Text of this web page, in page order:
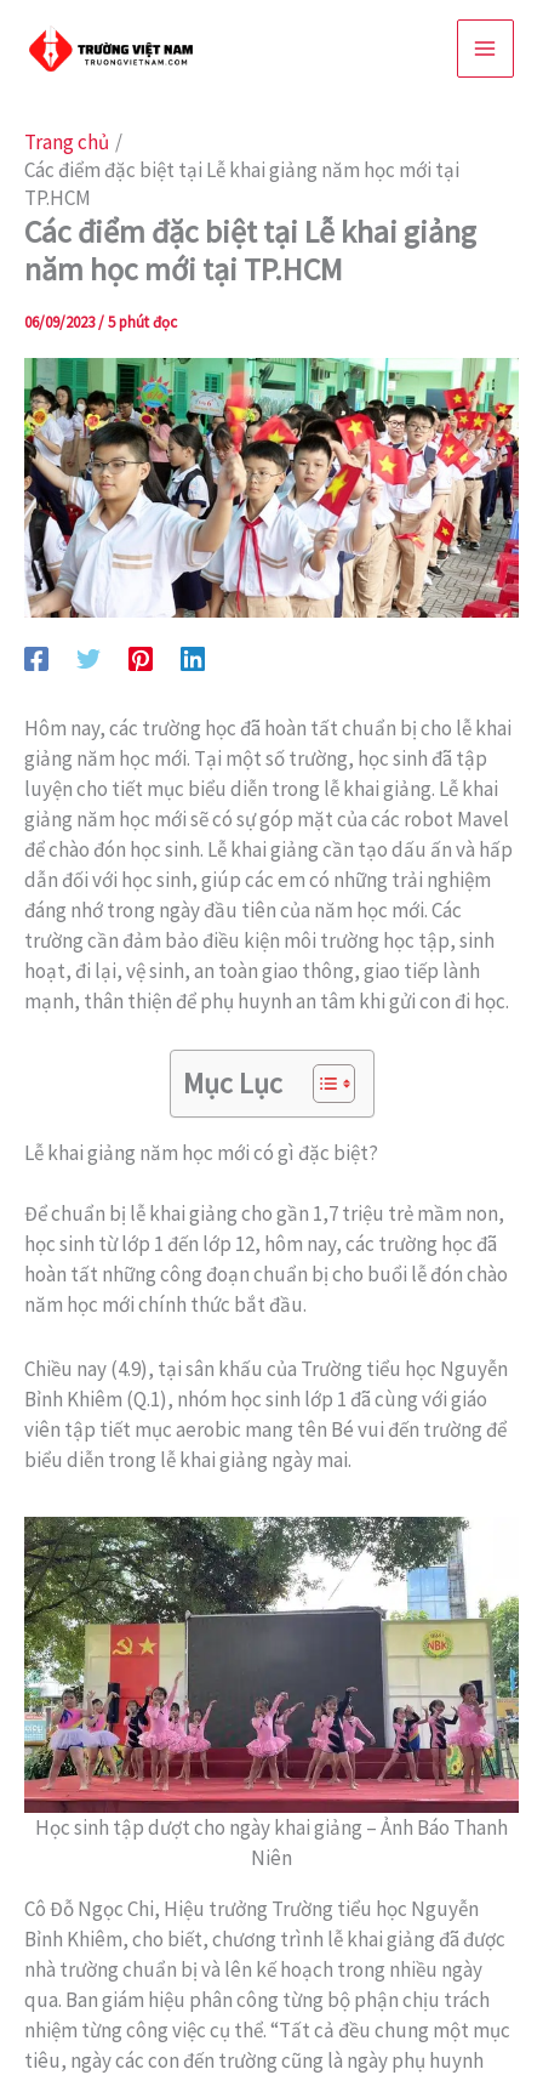
Trang chủ
Các điểm đặc biệt tại Lễ khai giảng năm học mới tại
TP.HCM
Các điểm đặc biệt tại Lễ khai giảng
năm học mới tại TP.HCM
06/09/2023/5 phút đọc
Hôm nay, các trường học đã hoàn tất chuẩn bị cho lễ khai
giảng năm học mới. Tại một số trường, học sinh đã tập
luyện cho tiết mục biểu diễn trong lễ khai giảng. Lễ khai
giảng năm học mới sẽ có sự góp mặt của các robot Mavel
để chào đón học sinh. Lễ khai giảng cần tạo dấu ấn và hấp
dẫn đối với học sinh, giúp các em có những trải nghiệm
đáng nhớ trong ngày đầu tiên của năm học mới. Các
trường cần đảm bảo điều kiện môi trường học tập, sinh
hoạt, đi lại, vệ sinh, an toàn giao thông, giao tiếp lành
mạnh, thân thiện để phụ huynh an tâm khi gửi con đi học.
Mục Lục
Lễ khai giảng năm học mới có gì đặc biệt?
Để chuẩn bị lễ khai giảng cho gần 1,7 triệu trẻ mầm non,
học sinh từ lớp 1 đến lớp 12, hôm nay, các trường học đã
hoàn tất những công đoạn chuẩn bị cho buổi lễ đón chào
năm học mới chính thức bắt đầu.
Chiều nay (4.9), tại sân khấu của Trường tiểu học Nguyễn
Bỉnh Khiêm (Q.1), nhóm học sinh lớp 1 đã cùng với giáo
viên tập tiết mục aerobic mang tên Bé vui đến trường để
biểu diễn trong lễ khai giảng ngày mai.
Học sinh tập dượt cho ngày khai giảng – Ảnh Báo Thanh
Niên
Cô Đỗ Ngọc Chi, Hiệu trưởng Trường tiểu học Nguyễn
Bỉnh Khiêm, cho biết, chương trình lễ khai giảng đã được
nhà trường chuẩn bị và lên kế hoạch trong nhiều ngày
qua. Ban giám hiệu phân công từng bộ phận chịu trách
nhiệm từng công việc cụ thể. “Tất cả đều chung một mục
tiêu, ngày các con đến trường cũng là ngày phụ huynh